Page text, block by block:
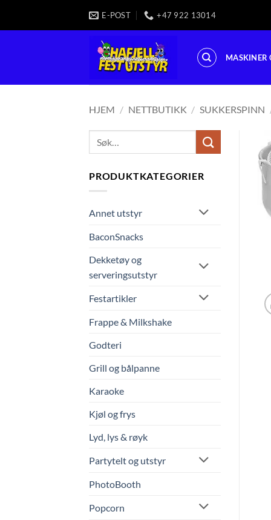
E-POST +47 922 13014
MASKINER
HJEM / NETTBUTIKK / SUKKERSPINN
PRODUKTKATEGORIER
Annet utstyr
BaconSnacks
Dekketøy og
serveringsutstyr
Festartikler
Frappe & Milkshake
Godteri
Grill og bålpanne
Karaoke
Kjøl og frys
Lyd, lys & røyk
Partytelt og utstyr
PhotoBooth
Popcorn